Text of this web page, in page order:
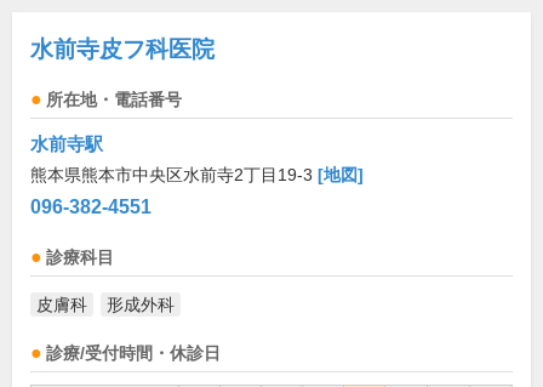
水前寺皮フ科医院
所在地・電話番号
水前寺駅
熊本県熊本市中央区水前寺2丁目19-3 [地図]
096-382-4551
診療科目
皮膚科 形成外科
診療/受付時間・休診日